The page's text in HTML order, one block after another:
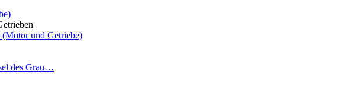
und Getriebe)
des Grau…